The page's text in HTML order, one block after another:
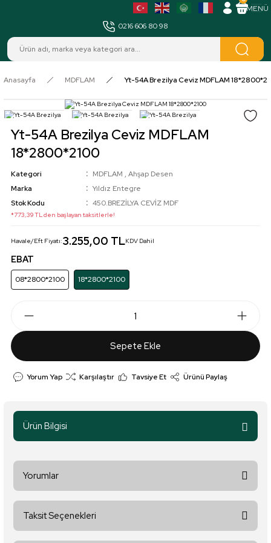
0216 606 80 98
Anasayfa MDFLAM Yt-54A Brezilya Ceviz MDFLAM
Yt-54A Brezilya Ceviz MDFLAM
18*2800*2100
Kategori MDFLAM , Ahşap Desen
Marka
Yıldız Entegre
Stok Kodu
450.BREZİLYA CEVİZ MDF
*773,39 TL den başlayan taksitlerle!
Havale/Eft Fiyatı:3.255,00 TLKDV Dahil
EBAT
08*2800*2100 18*2800*2100
Sepete Ekle
Yorum Yap Karşılaştır Tavsiye Et Ürünü Paylaş
Ürün Bilgisi
Yorumlar
Taksit Seçenekleri